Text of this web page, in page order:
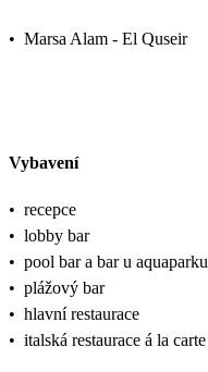
• Marsa Alam - El Quseir
Vybavení
• recepce
• lobby bar
• pool bar a bar u aquaparku
• plážový bar
• hlavní restaurace
• italská restaurace á la